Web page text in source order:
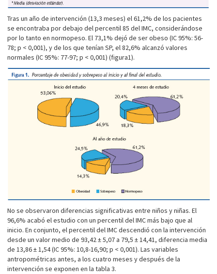
Tras un año de intervención (13,3 meses) el 61,2% de los pacientes
se encontraba por debajo del percentil 85 del IMC, considerándose
por lo tanto en normopeso. El 73,1% dejó de ser obeso (IC 95%: 56-
78; p < 0,001), y de los que tenían SP, el 82,6% alcanzó valores
normales (IC 95%: 77-97; p < 0,001) (figura1).
No se observaron diferencias significativas entre niños y niñas. El
96,6% acabó el estudio con un percentil del IMC más bajo que al
inicio. En conjunto, el percentil del IMC descendió con la intervención
desde un valor medio de 93,42 ± 5,07 a 79,5 ± 14,41, diferencia media
de 13,86 ± 1,54 (IC 95%: 10,8-16,90; p < 0,001). Las variables
antropométricas antes, a los cuatro meses y después de la
intervención se exponen en la tabla 3.